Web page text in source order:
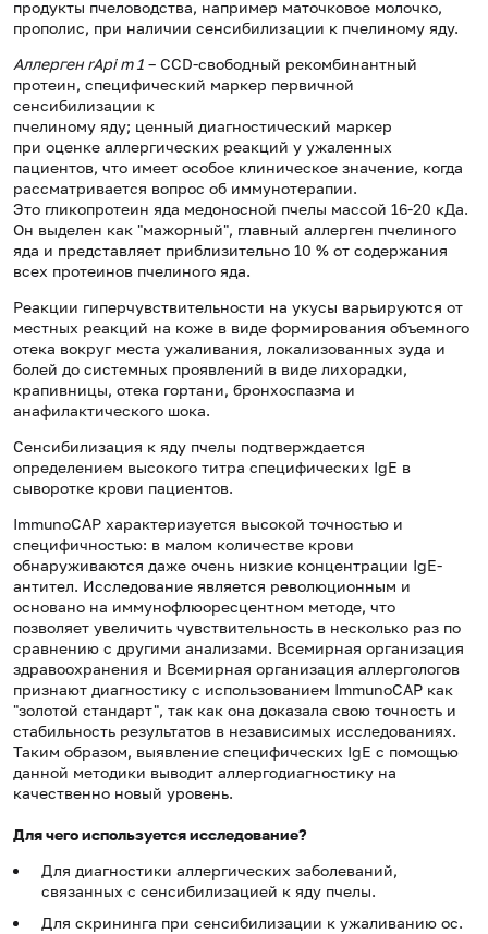
продукты пчеловодства, например маточковое молочко,
прополис, при наличии сенсибилизации к пчелиному яду.
Аллерген rApi m 1 – CCD-свободный рекомбинантный
протеин, специфический маркер первичной
сенсибилизации к
пчелиному яду; ценный диагностический маркер
при оценке аллергических реакций у ужаленных
пациентов, что имеет особое клиническое значение, когда
рассматривается вопрос об иммунотерапии.
Это гликопротеин яда медоносной пчелы массой 16-20 кДа.
Он выделен как "мажорный", главный аллерген пчелиного
яда и представляет приблизительно 10 % от содержания
всех протеинов пчелиного яда.
Реакции гиперчувствительности на укусы варьируются от
местных реакций на коже в виде формирования объемного
отека вокруг места ужаливания, локализованных зуда и
болей до системных проявлений в виде лихорадки,
крапивницы, отека гортани, бронхоспазма и
анафилактического шока.
Сенсибилизация к яду пчелы подтверждается
определением высокого титра специфических IgE в
сыворотке крови пациентов.
ImmunoCAP характеризуется высокой точностью и
специфичностью: в малом количестве крови
обнаруживаются даже очень низкие концентрации IgE-
антител. Исследование является революционным и
основано на иммунофлюоресцентном методе, что
позволяет увеличить чувствительность в несколько раз по
сравнению с другими анализами. Всемирная организация
здравоохранения и Всемирная организация аллергологов
признают диагностику с использованием ImmunoCAP как
"золотой стандарт", так как она доказала свою точность и
стабильность результатов в независимых исследованиях.
Таким образом, выявление специфических IgE с помощью
данной методики выводит аллергодиагностику на
качественно новый уровень.
Для чего используется исследование?
Для диагностики аллергических заболеваний,
связанных с сенсибилизацией к яду пчелы.
Для скрининга при сенсибилизации к ужаливанию ос.